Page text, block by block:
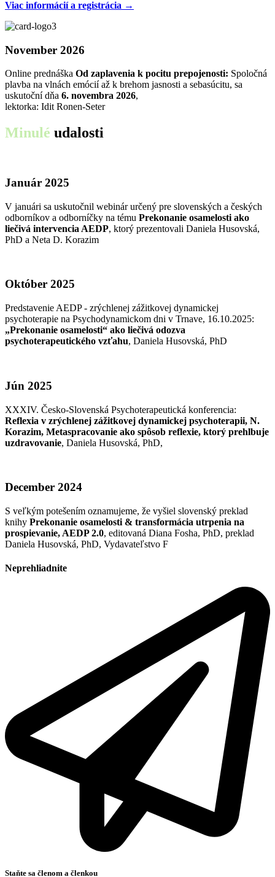
Viac informácií a registrácia →
November 2026
Online prednáška Od zaplavenia k pocitu prepojenosti: Spoločná
plavba na vlnách emócií až k brehom jasnosti a sebasúcitu, sa
uskutoční dňa 6. novembra 2026,
lektorka: Idit Ronen-Seter
Minulé udalosti
Január 2025
V januári sa uskutočnil webinár určený pre slovenských a českých
odborníkov a odborníčky na tému Prekonanie osamelosti ako
liečivá intervencia AEDP, ktorý prezentovali Daniela Husovská,
PhD a Neta D. Korazim
Október 2025
Predstavenie AEDP - zrýchlenej zážitkovej dynamickej
psychoterapie na Psychodynamickom dni v Trnave, 16.10.2025:
„Prekonanie osamelosti“ ako liečivá odozva
psychoterapeutického vzťahu, Daniela Husovská, PhD
Jún 2025
XXXIV. Česko-Slovenská Psychoterapeutická konferencia:
Reflexia v zrýchlenej zážitkovej dynamickej psychoterapii, N.
Korazim, Metaspracovanie ako spôsob reflexie, ktorý prehlbuje
uzdravovanie, Daniela Husovská, PhD,
December 2024
S veľkým potešením oznamujeme, že vyšiel slovenský preklad
knihy Prekonanie osamelosti & transformácia utrpenia na
prospievanie, AEDP 2.0, editovaná Diana Fosha, PhD, preklad
Daniela Husovská, PhD, Vydavateľstvo F
Neprehliadnite
Staňte sa členom a členkou